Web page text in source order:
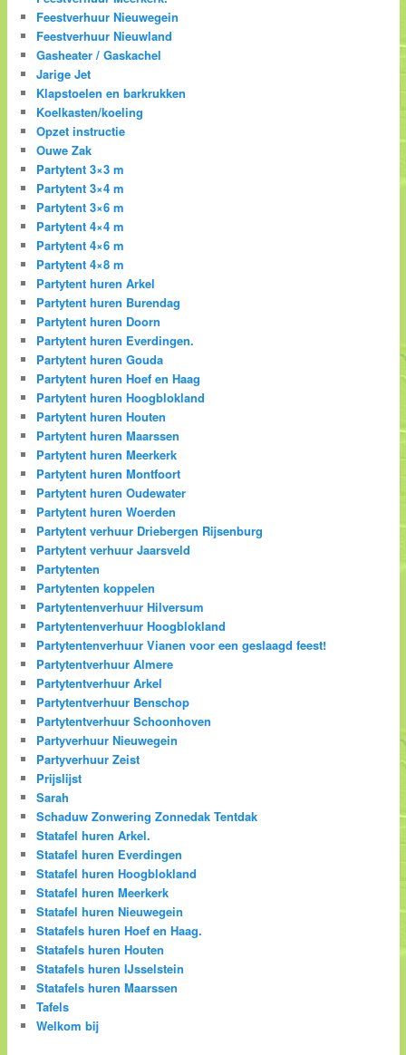
Feestverhuur Nieuwegein
Feestverhuur Nieuwland
Gasheater / Gaskachel
Jarige Jet
Klapstoelen en barkrukken
Koelkasten/koeling
Opzet instructie
Ouwe Zak
Partytent 3×3 m
Partytent 3×4 m
Partytent 3×6 m
Partytent 4×4 m
Partytent 4×6 m
Partytent 4×8 m
Partytent huren Arkel
Partytent huren Burendag
Partytent huren Doorn
Partytent huren Everdingen.
Partytent huren Gouda
Partytent huren Hoef en Haag
Partytent huren Hoogblokland
Partytent huren Houten
Partytent huren Maarssen
Partytent huren Meerkerk
Partytent huren Montfoort
Partytent huren Oudewater
Partytent huren Woerden
Partytent verhuur Driebergen Rijsenburg
Partytent verhuur Jaarsveld
Partytenten
Partytenten koppelen
Partytentenverhuur Hilversum
Partytentenverhuur Hoogblokland
Partytentenverhuur Vianen voor een geslaagd feest!
Partytentverhuur Almere
Partytentverhuur Arkel
Partytentverhuur Benschop
Partytentverhuur Schoonhoven
Partyverhuur Nieuwegein
Partyverhuur Zeist
Prijslijst
Sarah
Schaduw Zonwering Zonnedak Tentdak
Statafel huren Arkel.
Statafel huren Everdingen
Statafel huren Hoogblokland
Statafel huren Meerkerk
Statafel huren Nieuwegein
Statafels huren Hoef en Haag.
Statafels huren Houten
Statafels huren IJsselstein
Statafels huren Maarssen
Tafels
Welkom bij